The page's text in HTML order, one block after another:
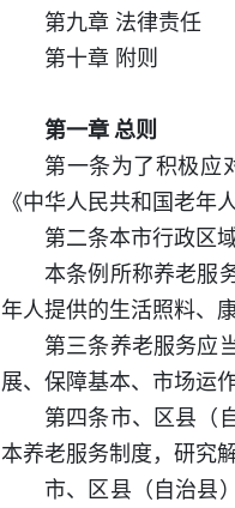
第九章 法律责任
第十章 附则
第一章 总则
第一条为了积极应
《中华人民共和国老年
第二条本市行政区
本条例所称养老服
年人提供的生活照料、
第三条养老服务应
展、保障基本、市场运
第四条市、区县（
本养老服务制度，研究
市、区县（自治县